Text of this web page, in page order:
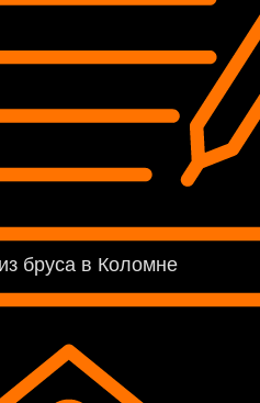
бруса в Коломне